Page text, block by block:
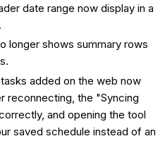
date range now display in a
longer shows summary rows
added on the web now
reconnecting, the "Syncing
and opening the tool
saved schedule instead of an